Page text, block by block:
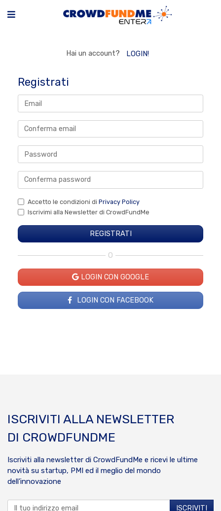
Hai un account? LOGIN!
Registrati
Accetto le condizioni di Privacy Policy
Iscrivimi alla Newsletter di CrowdFundMe
O
LOGIN CON GOOGLE
LOGIN CON FACEBOOK
ISCRIVITI ALLA NEWSLETTER
DI CROWDFUNDME
Iscriviti alla newsletter di CrowdFundMe e ricevi le ultime
novità su startup, PMI ed il meglio del mondo
dell’innovazione